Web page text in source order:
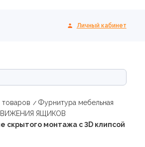
Личный кабинет
товаров
Фурнитура мебельная
ЯЩИКОВ
скрытого монтажа с 3D клипсой